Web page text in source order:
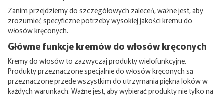
Zanim przejdziemy do szczegółowych zaleceń, ważne jest, aby
zrozumieć specyficzne potrzeby wysokiej jakości kremu do
włosów kręconych.
Główne funkcje kremów do włosów kręconych
Kremy do włosówto zazwyczaj produkty wielofunkcyjne.
Produkty przeznaczone specjalnie do włosów kręconych są
przeznaczone przede wszystkim do utrzymania piękna loków w
każdych warunkach. Ważne jest, aby wybierać produkty nie tylko na